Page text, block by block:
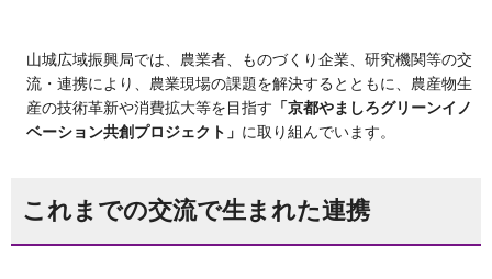
山城広域振興局では、農業者、ものづくり企業、研究機関等の交
流・連携により、農業現場の課題を解決するとともに、農産物生
産の技術革新や消費拡大等を目指す 「京都やましろグリーンイノ
ベーション共創プロジェクト」 に取り組んでいます。
これまでの交流で生まれた連携